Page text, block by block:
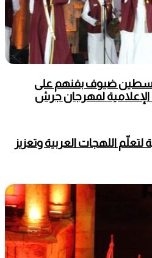
ضيوف بفنهم على
لمهرجان جرش
لتعلّم اللهجات العربية وتعزيز